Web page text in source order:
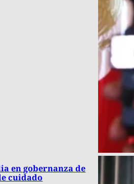
en gobernanza de
cuidado